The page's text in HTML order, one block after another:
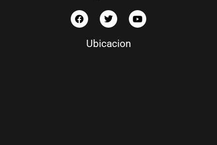
F
a
c
T
w
i
t
t
Y
o
u
Ubicacion